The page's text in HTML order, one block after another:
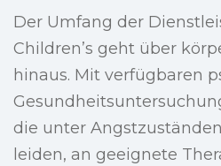
Der Umfang der
Children’s geht über
hinaus. Mit verfügbaren
die unter
leiden, an geeignete